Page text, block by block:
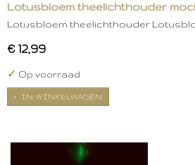
Lotusbloem theelichthouder
Lotusbloem theelichthouder
€ 12,99
✓ Op voorraad
IN WINKELWAGEN